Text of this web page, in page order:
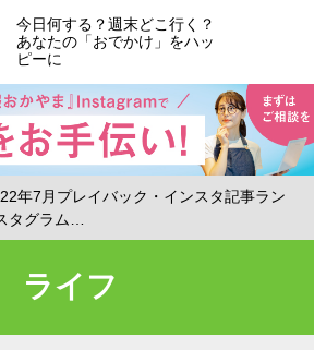
今日何する？週末どこ行く？
あなたの「おでかけ」をハッ
ピーに
年7月プレイバック・インスタ記事ラン
タグラム…
ライフ